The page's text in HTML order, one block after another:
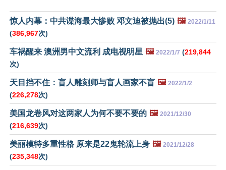
惊人内幕：中共谍海最大惨败 邓文迪被抛出(5) 🖼️ 2022/1/11
(386,967次)
车祸醒来 澳洲男中文流利 成电视明星 🖼️ 2022/1/7 (219,844
次)
天目挡不住：盲人雕刻师与盲人画家不盲 🖼️ 2022/1/2
(226,278次)
美国龙卷风对这两家人为何不要不要的 🖼️ 2021/12/30
(216,639次)
美丽模特多重性格 原来是22鬼轮流上身 🖼️ 2021/12/28
(235,348次)